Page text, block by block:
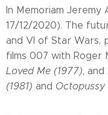
In Memoriam Jeremy
17/12/2020). The
and VI of Star Wars,
films 007 with Roger
Loved Me (1977), and
(1981) and Octopussy